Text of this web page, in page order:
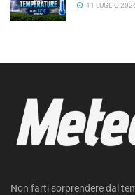
11 LUGLIO
Non farti sorprendere dal